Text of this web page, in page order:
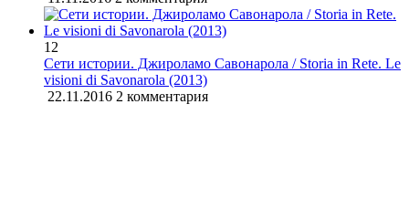
12
Сети истории. Джироламо Савонарола / Storia in Rete. Le
visioni di Savonarola (2013)
22.11.2016 2 комментария